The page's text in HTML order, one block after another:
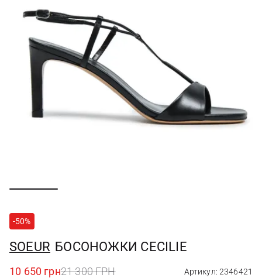
-50%
SOEUR БОСОНОЖКИ CECILIE
10 650 грн21 300 ГРН Артикул: 2346421